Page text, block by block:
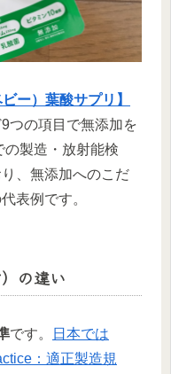
ー）葉酸サプリ】
つの項目で無添加を
製造・放射能検
、無添加へのこだ
表例です。
の違い
です。
日本では
：適正製造規